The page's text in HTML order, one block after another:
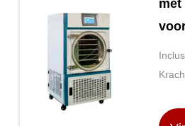
dat